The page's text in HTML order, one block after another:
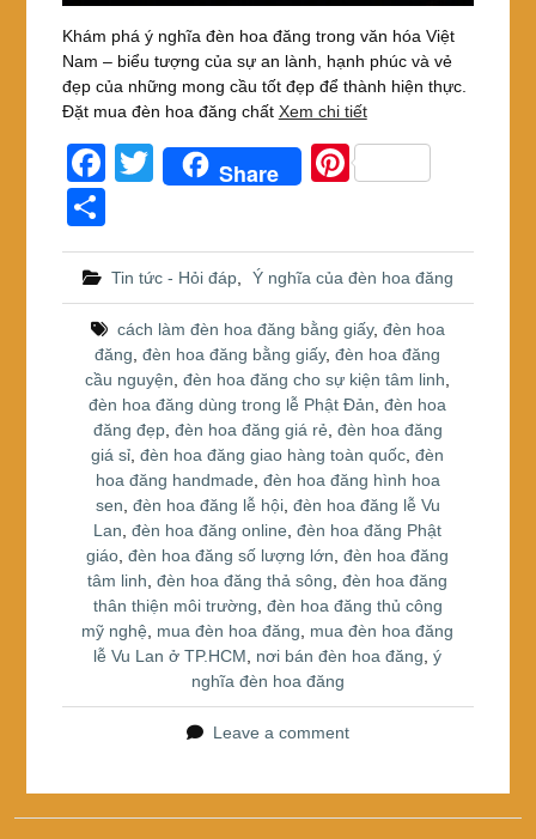
Khám phá ý nghĩa đèn hoa đăng trong văn hóa Việt
Nam – biểu tượng của sự an lành, hạnh phúc và vẻ
đẹp của những mong cầu tốt đẹp để thành hiện thực.
Đặt mua đèn hoa đăng chất Xem chi tiết
F
a
c
e
b
o
o
k
T
tt
er
Share
Pi
er
e
st
h
ar
e
Tin tức - Hỏi đáp, Ý nghĩa của đèn hoa đăng
cách làm đèn hoa đăng bằng giấy, đèn hoa
đăng,đèn hoa đăng bằng giấy,đèn hoa đăng
cầu nguyện,đèn hoa đăng cho sự kiện tâm linh,
đèn hoa đăng dùng trong lễ Phật Đản,đèn hoa
đăng đẹp, đèn hoa đăng giá rẻ, đèn hoa đăng
giá sỉ,đèn hoa đăng giao hàng toàn quốc,đèn
hoa đăng handmade, đèn hoa đăng hình hoa
sen, đèn hoa đăng lễ hội, đèn hoa đăng lễ Vu
Lan,đèn hoa đăng online,đèn hoa đăng Phật
giáo,đèn hoa đăng số lượng lớn,đèn hoa đăng
tâm linh,đèn hoa đăng thả sông,đèn hoa đăng
thân thiện môi trường, đèn hoa đăng thủ công
mỹ nghệ, mua đèn hoa đăng, mua đèn hoa đăng
lễ Vu Lan ở TP.HCM, nơi bán đèn hoa đăng,ý
nghĩa đèn hoa đăng
Leave a comment